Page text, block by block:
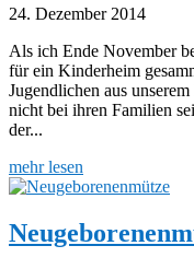
24. Dezember 2014
Als ich Ende November
für ein Kinderheim
Jugendlichen aus
nicht bei ihren Familien
der...
mehr lesen